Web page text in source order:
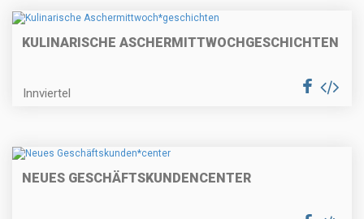
KULINARISCHE ASCHERMITTWOCHGESCHICHTEN
Innviertel
NEUES GESCHÄFTSKUNDENCENTER